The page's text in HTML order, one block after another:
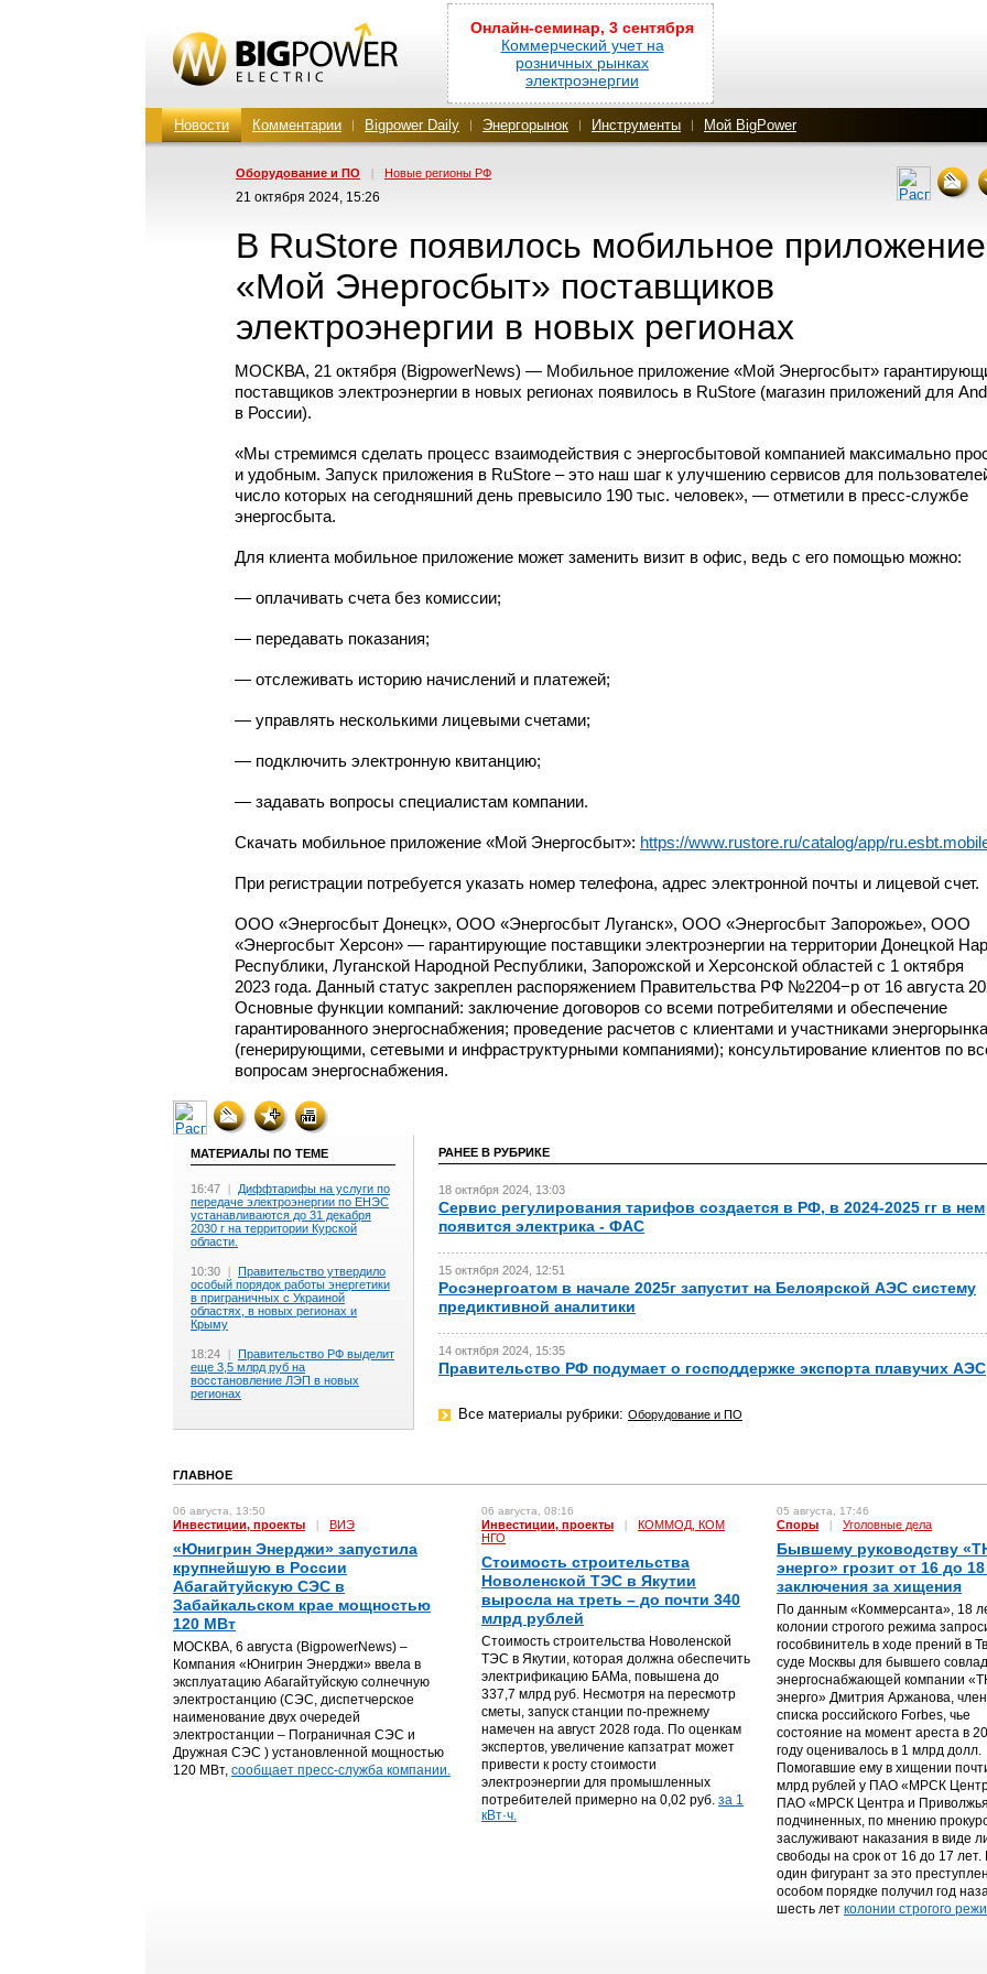
Онлайн-семинар, 3 сентября
Коммерческий учет на
розничных рынках
электроэнергии
Новости Комментарии Bigpower Daily Энергорынок Инструменты Мой BigPower
Оборудование и ПО | Новые регионы РФ
21 октября 2024, 15:26
В RuStore появилось мобильное приложение
«Мой Энергосбыт» поставщиков
электроэнергии в новых регионах
МОСКВА, 21 октября (BigpowerNews) — Мобильное приложение «Мой Энергосбыт»
поставщиков электроэнергии в новых регионах появилось в RuStore (магазин приложений для
в России).
«Мы стремимся сделать процесс взаимодействия с энергосбытовой компанией максимально
и удобным. Запуск приложения в RuStore – это наш шаг к улучшению сервисов для
число которых на сегодняшний день превысило 190 тыс. человек», — отметили в пресс-службе
энергосбыта.
Для клиента мобильное приложение может заменить визит в офис, ведь с его помощью можно:
— оплачивать счета без комиссии;
— передавать показания;
— отслеживать историю начислений и платежей;
— управлять несколькими лицевыми счетами;
— подключить электронную квитанцию;
— задавать вопросы специалистам компании.
Скачать мобильное приложение «Мой Энергосбыт»: https://www.rustore.ru/catalog/app/
При регистрации потребуется указать номер телефона, адрес электронной почты и лицевой счет.
ООО «Энергосбыт Донецк», ООО «Энергосбыт Луганск», ООО «Энергосбыт Запорожье», ООО
«Энергосбыт Херсон» — гарантирующие поставщики электроэнергии на территории Донецкой
Республики, Луганской Народной Республики, Запорожской и Херсонской областей с 1 октября
2023 года. Данный статус закреплен распоряжением Правительства РФ №2204−р от 16 августа
Основные функции компаний: заключение договоров со всеми потребителями и обеспечение
гарантированного энергоснабжения; проведение расчетов с клиентами и участниками энергорынка
(генерирующими, сетевыми и инфраструктурными компаниями); консультирование клиентов по
вопросам энергоснабжения.
МАТЕРИАЛЫ ПО ТЕМЕ
16:47 |
Диффтарифы на услуги по
передаче электроэнергии по ЕНЭС
устанавливаются до 31 декабря
2030 г на территории Курской
области.
10:30 | Правительство утвердило
особый порядок работы энергетики
в приграничных с Украиной
областях, в новых регионах и
Крыму
18:24 | Правительство РФ выделит
еще 3,5 млрд руб на
восстановление ЛЭП в новых
регионах
РАНЕЕ В РУБРИКЕ
18 октября 2024, 13:03
Сервис регулирования тарифов создается в РФ, в 2024-2025 гг в нем
появится электрика - ФАС
15 октября 2024, 12:51
Росэнергоатом в начале 2025г запустит на Белоярской АЭС систему
предиктивной аналитики
14 октября 2024, 15:35
Правительство РФ подумает о господдержке экспорта плавучих АЭС
Все материалы рубрики: Оборудование и ПО
ГЛАВНОЕ
06 августа, 13:50
Инвестиции, проекты | ВИЭ
«Юнигрин Энерджи» запустила
крупнейшую в России
Абагайтуйскую СЭС в
Забайкальском крае мощностью
120 МВт
МОСКВА, 6 августа (BigpowerNews) –
Компания «Юнигрин Энерджи» ввела в
эксплуатацию Абагайтуйскую солнечную
электростанцию (СЭС, диспетчерское
наименование двух очередей
электростанции – Пограничная СЭС и
Дружная СЭС ) установленной мощностью
120 МВт, сообщает пресс-служба компании.
06 августа, 08:16
Инвестиции, проекты |
КОММОД, КОМ
НГО
Стоимость строительства
Новоленской ТЭС в Якутии
выросла на треть – до почти 340
млрд рублей
Стоимость строительства Новоленской
ТЭС в Якутии, которая должна обеспечить
электрификацию БАМа, повышена до
337,7 млрд руб. Несмотря на пересмотр
сметы, запуск станции по-прежнему
намечен на август 2028 года. По оценкам
экспертов, увеличение капзатрат может
привести к росту стоимости
электроэнергии для промышленных
потребителей примерно на 0,02 руб. за 1
кВт·ч.
05 августа, 17:46
Споры | Уголовные дела
Бывшему руководству
энерго» грозит от 16 до
заключения за хищения
По данным «Коммерсанта», 18
колонии строгого режима
гособвинитель в ходе прений в
суде Москвы для бывшего
энергоснабжающей компании
энерго» Дмитрия Аржанова,
списка российского Forbes, чье
состояние на момент ареста в
году оценивалось в 1 млрд долл.
Помогавшие ему в хищении
млрд рублей у ПАО «МРСК
ПАО «МРСК Центра и
подчиненных, по мнению
заслуживают наказания в виде
свободы на срок от 16 до 17
один фигурант за это
особом порядке получил год
шесть лет колонии строгого